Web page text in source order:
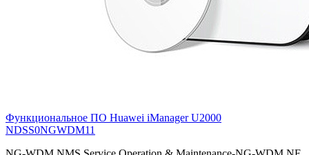
Функциональное ПО Huawei iManager U2000
NDSS0NGWDM11